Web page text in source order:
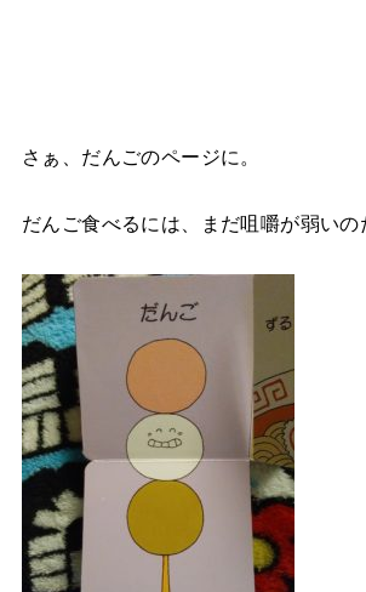
さぁ、だんごのページに。
だんご食べるには、まだ咀嚼が弱いの